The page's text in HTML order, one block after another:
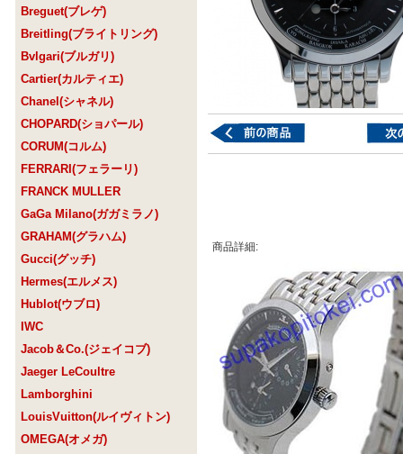
Breguet(ブレゲ)
Breitling(ブライトリング)
Bvlgari(ブルガリ)
Cartier(カルティエ)
Chanel(シャネル)
CHOPARD(ショパール)
CORUM(コルム)
FERRARI(フェラーリ)
FRANCK MULLER
GaGa Milano(ガガミラノ)
GRAHAM(グラハム)
Gucci(グッチ)
Hermes(エルメス)
Hublot(ウブロ)
IWC
Jacob＆Co.(ジェイコブ)
Jaeger LeCoultre
Lamborghini
LouisVuitton(ルイヴィトン)
OMEGA(オメガ)
商品詳細: